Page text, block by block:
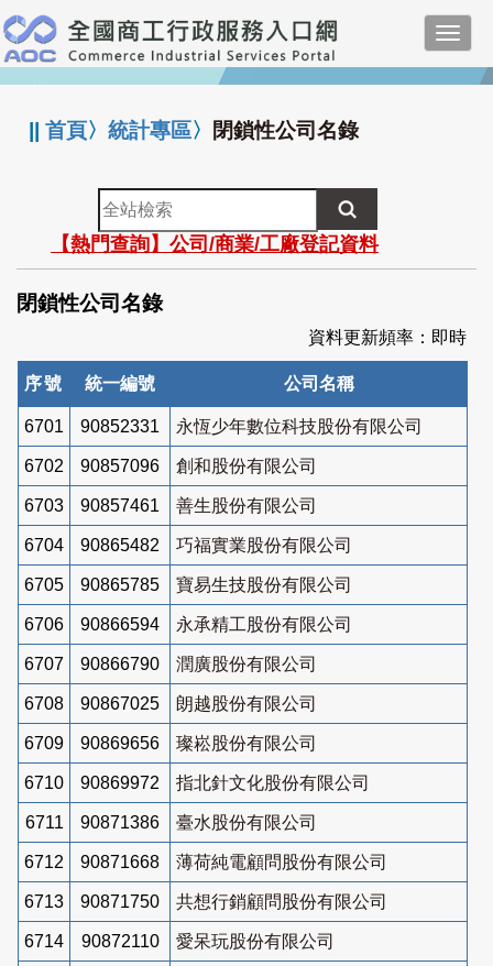
跳
到
主
要
:::
||首頁〉統計專區〉 閉鎖性公司名錄
全
站
檢
索
【熱門查詢】公司/商業/工廠登記資料
閉鎖性公司名錄
資料更新頻率：即時
序號 統一編號 公司名稱
6701 90852331 永恆少年數位科技股份有限公司
6702 90857096 創和股份有限公司
6703 90857461 善生股份有限公司
6704 90865482 巧福實業股份有限公司
6705 90865785 寶易生技股份有限公司
6706 90866594 永承精工股份有限公司
6707 90866790 潤廣股份有限公司
6708 90867025 朗越股份有限公司
6709 90869656 璨崧股份有限公司
6710 90869972 指北針文化股份有限公司
6711 90871386 臺水股份有限公司
6712 90871668 薄荷純電顧問股份有限公司
6713 90871750 共想行銷顧問股份有限公司
6714 90872110 愛呆玩股份有限公司